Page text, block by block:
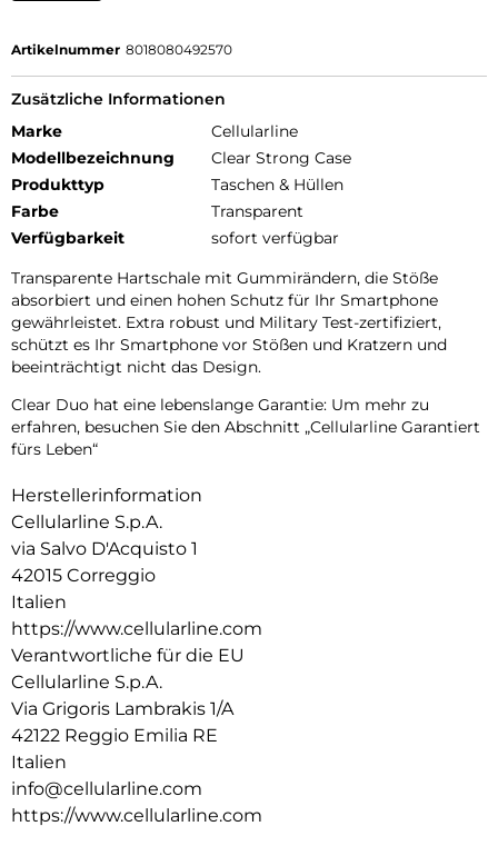
Artikelnummer 8018080492570
Zusätzliche Informationen
Marke
Cellularline
Modellbezeichnung
Clear Strong Case
Produkttyp
Taschen & Hüllen
Farbe
Transparent
Verfügbarkeit
sofort verfügbar
Transparente Hartschale mit Gummirändern, die Stöße
absorbiert und einen hohen Schutz für Ihr Smartphone
gewährleistet. Extra robust und Military Test-zertifiziert,
schützt es Ihr Smartphone vor Stößen und Kratzern und
beeinträchtigt nicht das Design.
Clear Duo hat eine lebenslange Garantie: Um mehr zu
erfahren, besuchen Sie den Abschnitt „Cellularline Garantiert
fürs Leben“
Herstellerinformation
Cellularline S.p.A.
via Salvo D'Acquisto 1
42015 Correggio
Italien
https://www.cellularline.com
Verantwortliche für die EU
Cellularline S.p.A.
Via Grigoris Lambrakis 1/A
42122 Reggio Emilia RE
Italien
info@cellularline.com
https://www.cellularline.com